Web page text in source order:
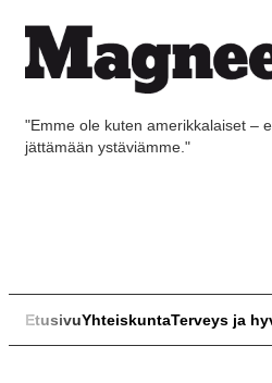
"Emme ole kuten amerikkalaiset –
jättämään ystäviämme."
EtusivuYhteiskuntaTerveys ja